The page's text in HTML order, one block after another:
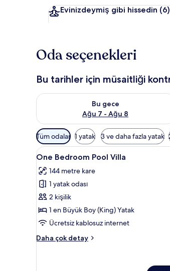
Evinizdeymiş gibi hissedin (6)
Oda seçenekleri
Bu tarihler için müsaitliği
Bu gece
Ağu 7 - Ağu 8
Bu gece için müsaitliği kontrol et Ağu
Odalar
için
mevcut
filtreler
Tüm odalar 1 yatak 3 ve daha fazla yatak
One
Bedroom
Pool
Villa
için
tüm
fotoğrafları
One
23
One Bedroom Pool Villa
144 metre kare
1 yatak odası
2 kişilik
1 en Büyük Boy (King) Yatak
Ücretsiz kablosuz internet
Daha çok detay
One